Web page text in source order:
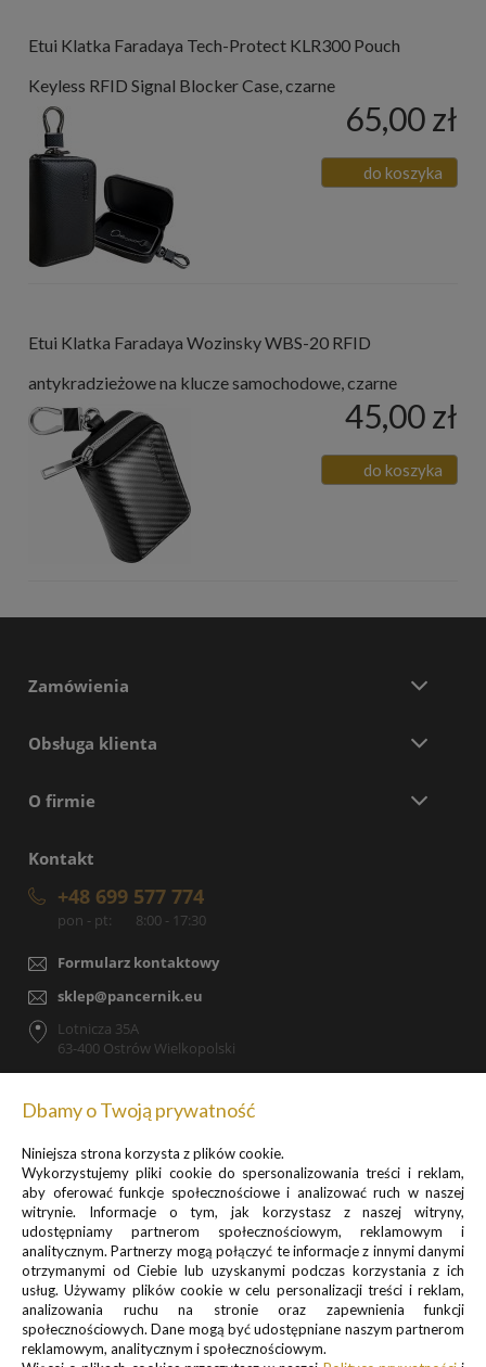
Etui Klatka Faradaya Tech-Protect KLR300 Pouch
Keyless RFID Signal Blocker Case, czarne
65,00 zł
do koszyka
Etui Klatka Faradaya Wozinsky WBS-20 RFID
antykradzieżowe na klucze samochodowe, czarne
45,00 zł
do koszyka
Zamówienia
Obsługa klienta
O firmie
Kontakt
+48 699 577 774
pon - pt: 8:00 - 17:30
Formularz kontaktowy
sklep@pancernik.eu
Lotnicza 35A
63-400 Ostrów Wielkopolski
Zapisz się do newslettera, by otrzymywać informacje o
promocjach i nowościach
Informacje o przetwarzaniu danych osobowych znajdują się w pkt.
1 i 3
Dbamy o Twoją prywatność
Niniejsza strona korzysta z plików cookie.
Wykorzystujemy pliki cookie do spersonalizowania treści i reklam,
aby oferować funkcje społecznościowe i analizować ruch w naszej
witrynie. Informacje o tym, jak korzystasz z naszej witryny,
udostępniamy partnerom społecznościowym, reklamowym i
analitycznym. Partnerzy mogą połączyć te informacje z innymi danymi
otrzymanymi od Ciebie lub uzyskanymi podczas korzystania z ich
usług. Używamy plików cookie w celu personalizacji treści i reklam,
analizowania ruchu na stronie oraz zapewnienia funkcji
społecznościowych. Dane mogą być udostępniane naszym partnerom
reklamowym, analitycznym i społecznościowym.